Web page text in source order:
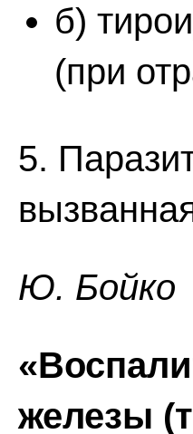
б)
(при
5.
Ю. Бойко
железы